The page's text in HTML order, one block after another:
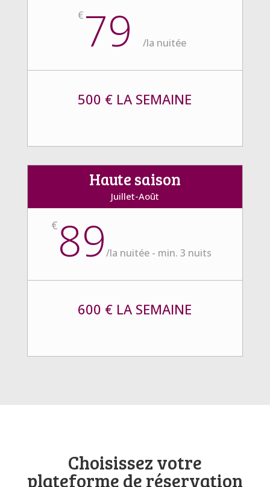
€ 79 /la nuitée
500 € LA SEMAINE
Haute saison
Juillet-Août
€ 89/la nuitée - min. 3 nuits
600 € LA SEMAINE
Choisissez votre
plateforme de réservation